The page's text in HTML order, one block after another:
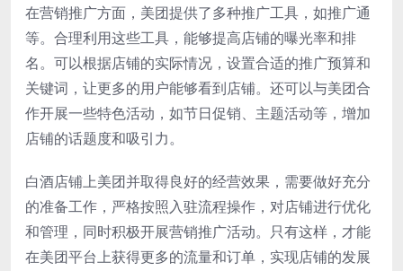
在营销推广方面，美团提供了多种推广工具，如推广通
等。合理利用这些工具，能够提高店铺的曝光率和排
名。可以根据店铺的实际情况，设置合适的推广预算和
关键词，让更多的用户能够看到店铺。还可以与美团合
作开展一些特色活动，如节日促销、主题活动等，增加
店铺的话题度和吸引力。
白酒店铺上美团并取得良好的经营效果，需要做好充分
的准备工作，严格按照入驻流程操作，对店铺进行优化
和管理，同时积极开展营销推广活动。只有这样，才能
在美团平台上获得更多的流量和订单，实现店铺的发展